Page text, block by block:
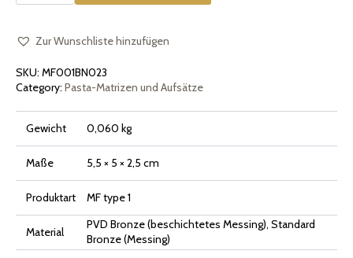
1]
MengeZur Wunschliste hinzufügen
SKU: MF001BN023
Category: Pasta-Matrizen und Aufsätze
Gewicht 0,060 kg
Maße 5,5 × 5 × 2,5 cm
Produktart MF type 1
Material
PVD Bronze (beschichtetes Messing), Standard
Bronze (Messing)